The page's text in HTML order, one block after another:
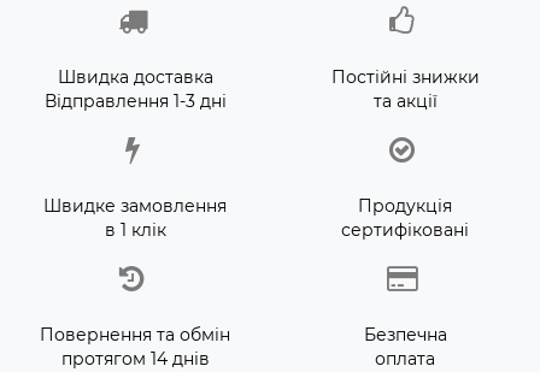
Швидка доставка
Відправлення 1-3 дні
Постійні знижки
та акції
Швидке замовлення
в 1 клік
Продукція
сертифіковані
Повернення та обмін
протягом 14 днів
Безпечна
оплата